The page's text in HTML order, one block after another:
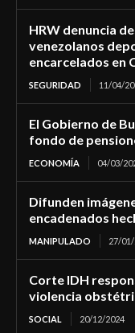
HRW denuncia
venezolanos
encarcelados en
SEGURIDAD 11/04/
El Gobierno de
fondo de
ECONOMÍA 04/03/
Difunden
encadenados
MANIPULADO 27/
Corte IDH
violencia
SOCIAL 20/12/2024